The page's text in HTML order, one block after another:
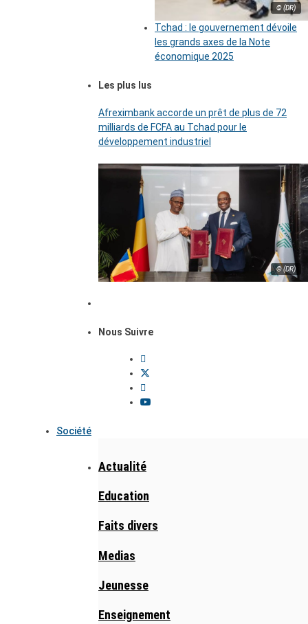
© (DR)
Tchad : le gouvernement dévoile
les grands axes de la Note
économique 2025
Les plus lus
Afreximbank accorde un prêt de plus de 72
milliards de FCFA au Tchad pour le
développement industriel
© (DR)
Nous Suivre
Société
Actualité
Education
Faits divers
Medias
Jeunesse
Enseignement